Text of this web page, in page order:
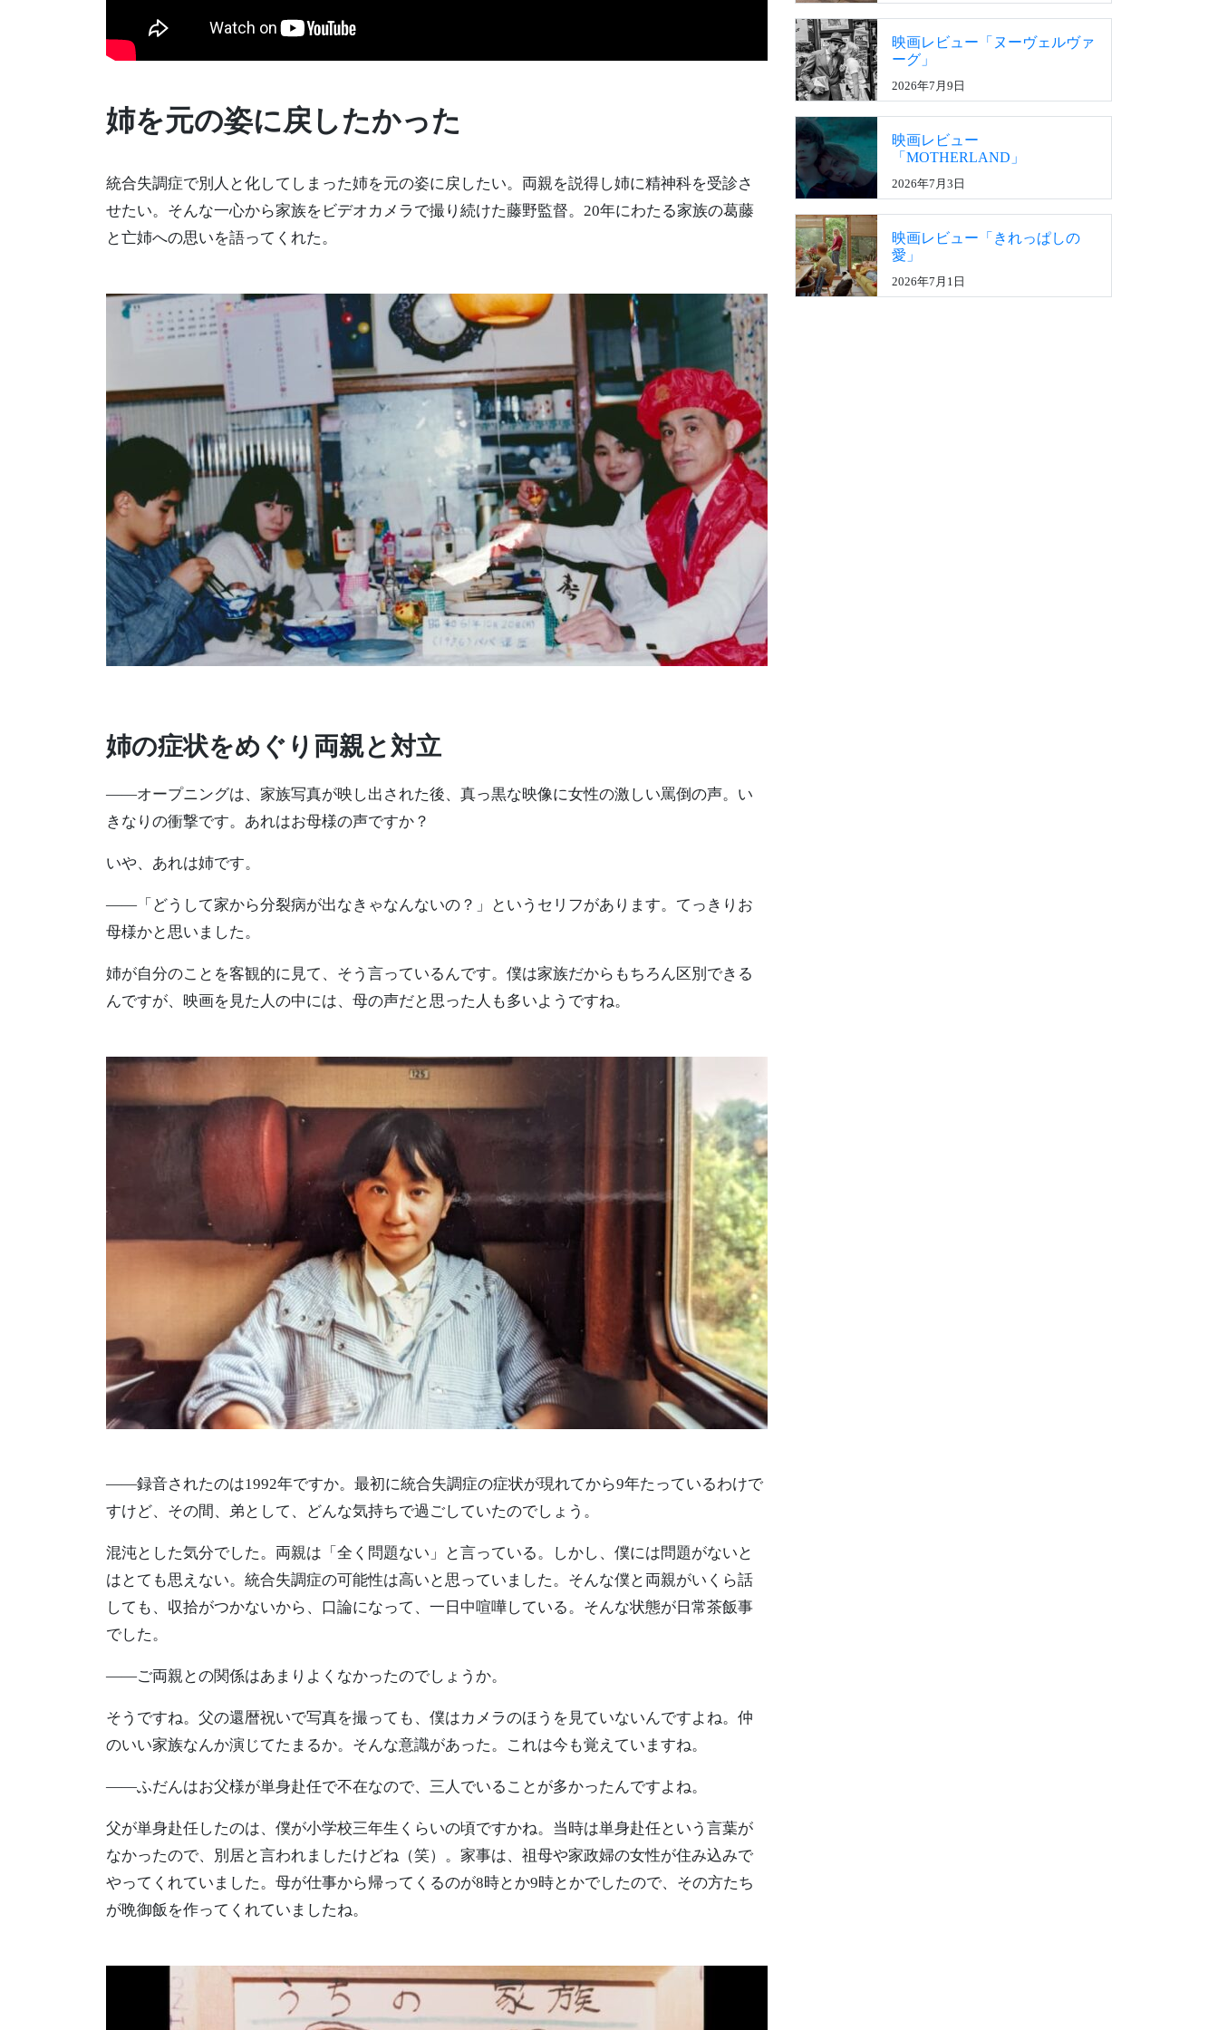
姉を元の姿に戻したかった
統合失調症で別人と化してしまった姉を元の姿に戻したい。両親を説得し姉に精神科を受診さ
せたい。そんな一心から家族をビデオカメラで撮り続けた藤野監督。20年にわたる家族の葛藤
と亡姉への思いを語ってくれた。
姉の症状をめぐり両親と対立
――オープニングは、家族写真が映し出された後、真っ黒な映像に女性の激しい罵倒の声。い
きなりの衝撃です。あれはお母様の声ですか？
いや、あれは姉です。
――「どうして家から分裂病が出なきゃなんないの？」というセリフがあります。てっきりお
母様かと思いました。
姉が自分のことを客観的に見て、そう言っているんです。僕は家族だからもちろん区別できる
んですが、映画を見た人の中には、母の声だと思った人も多いようですね。
――録音されたのは1992年ですか。最初に統合失調症の症状が現れてから9年たっているわけで
すけど、その間、弟として、どんな気持ちで過ごしていたのでしょう。
混沌とした気分でした。両親は「全く問題ない」と言っている。しかし、僕には問題がないと
はとても思えない。統合失調症の可能性は高いと思っていました。そんな僕と両親がいくら話
しても、収拾がつかないから、口論になって、一日中喧嘩している。そんな状態が日常茶飯事
でした。
――ご両親との関係はあまりよくなかったのでしょうか。
そうですね。父の還暦祝いで写真を撮っても、僕はカメラのほうを見ていないんですよね。仲
のいい家族なんか演じてたまるか。そんな意識があった。これは今も覚えていますね。
――ふだんはお父様が単身赴任で不在なので、三人でいることが多かったんですよね。
父が単身赴任したのは、僕が小学校三年生くらいの頃ですかね。当時は単身赴任という言葉が
なかったので、別居と言われましたけどね（笑）。家事は、祖母や家政婦の女性が住み込みで
やってくれていました。母が仕事から帰ってくるのが8時とか9時とかでしたので、その方たち
が晩御飯を作ってくれていましたね。
映画レビュー「ヌーヴェルヴァ
ーグ」
2026年7月9日
映画レビュー
「MOTHERLAND」
2026年7月3日
映画レビュー「きれっぱしの
愛」
2026年7月1日